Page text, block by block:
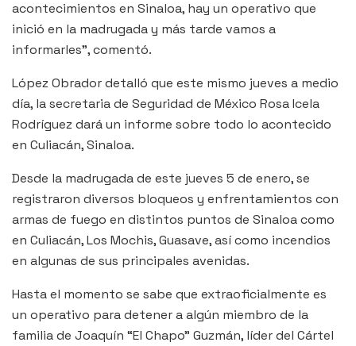
acontecimientos en Sinaloa, hay un operativo que
inició en la madrugada y más tarde vamos a
informarles”, comentó.
López Obrador detalló que este mismo jueves a medio
día, la secretaria de Seguridad de México Rosa Icela
Rodríguez dará un informe sobre todo lo acontecido
en Culiacán, Sinaloa.
Desde la madrugada de este jueves 5 de enero, se
registraron diversos bloqueos y enfrentamientos con
armas de fuego en distintos puntos de Sinaloa como
en Culiacán, Los Mochis, Guasave, así como incendios
en algunas de sus principales avenidas.
Hasta el momento se sabe que extraoficialmente es
un operativo para detener a algún miembro de la
familia de Joaquín “El Chapo” Guzmán, líder del Cártel